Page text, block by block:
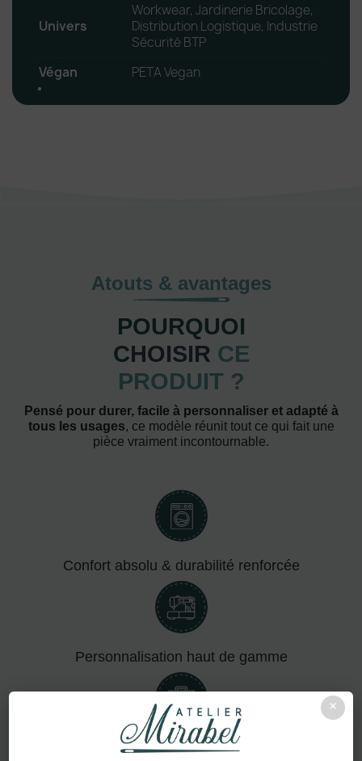
×
Univers
Workwear, Jardinerie Bricolage,
Distribution Logistique, Industrie
Sécurité BTP
Végan
PETA Vegan
Atouts & avantages
POURQUOI
CHOISIR CE
PRODUIT ?
Pensé pour durer, facile à personnaliser et adapté à
tous les usages, ce modèle réunit tout ce qui fait une
pièce vraiment incontournable.
Confort absolu & durabilité renforcée
Personnalisation haut de gamme
Adapté aux pros comme aux particuliers